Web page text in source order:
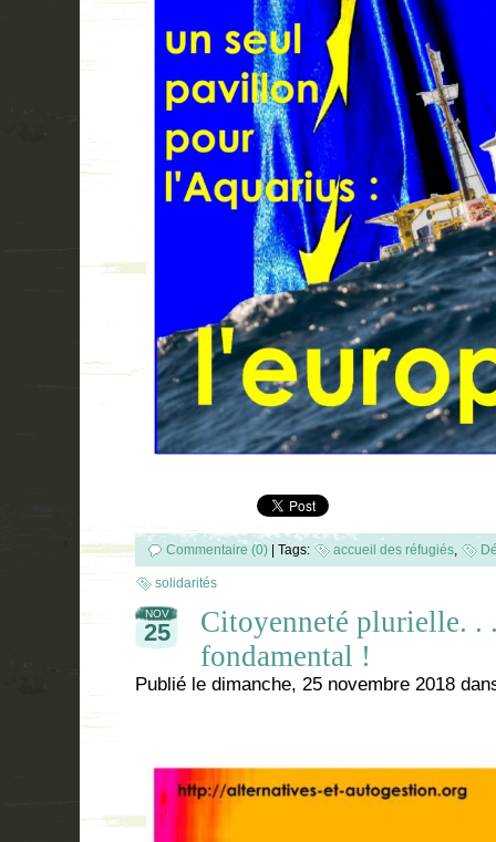
Commentaire (0) Tags: accueil des réfugiés,
solidarités
NOV
25
Citoyenneté plurielle. .
fondamental !
Publié le dimanche, 25 novembre 2018